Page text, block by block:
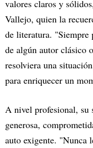
valores claros y
Vallejo, quien la
de literatura. "Siempre
de algún autor clásico
resolviera una
para enriquecer un
A nivel profesional, su
generosa,
auto exigente. "Nunca